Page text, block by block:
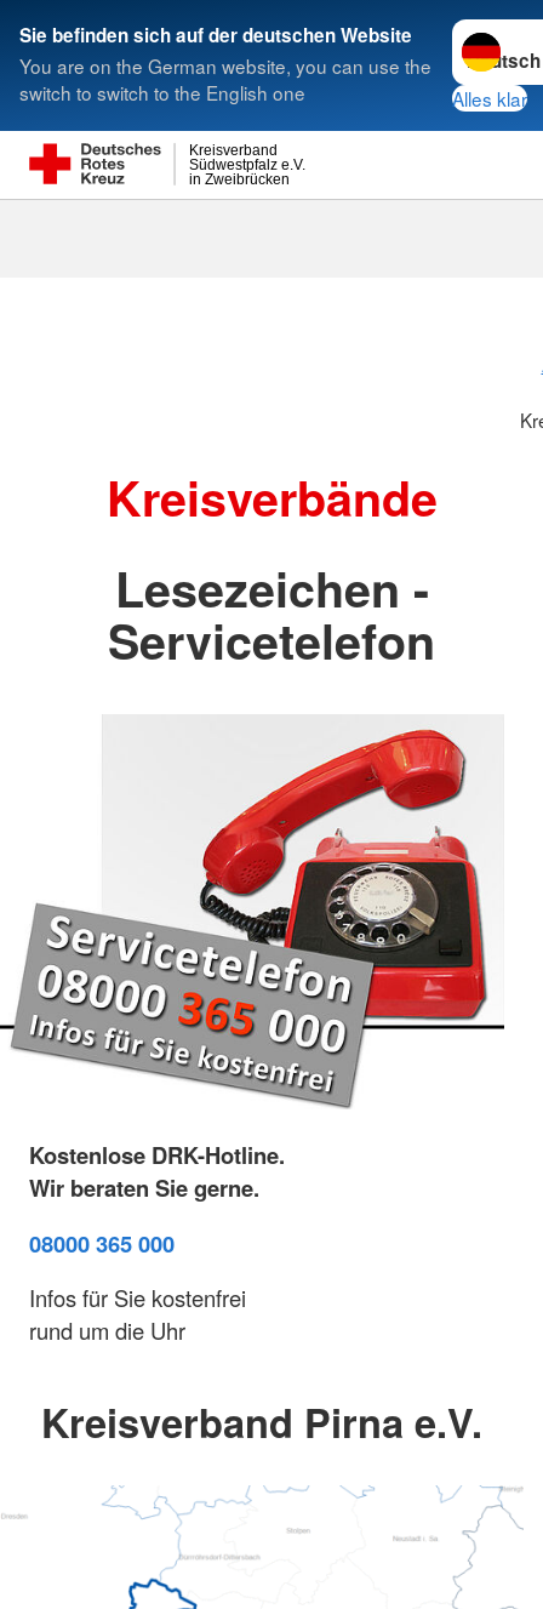
Sie befinden sich auf der deutschen Website
You are on the German website, you can use the
switch to switch to the English one
Sprache
Alles klar
in Zweibrücken
Südwestpfalz e.V.
Kreisverband
Suche
Kreisverbände
Lesezeichen -
Servicetelefon
Kostenlose DRK-Hotline.
Wir beraten Sie gerne.
08000 365 000
Infos für Sie kostenfrei
rund um die Uhr
Kreisverband Pirna e.V.